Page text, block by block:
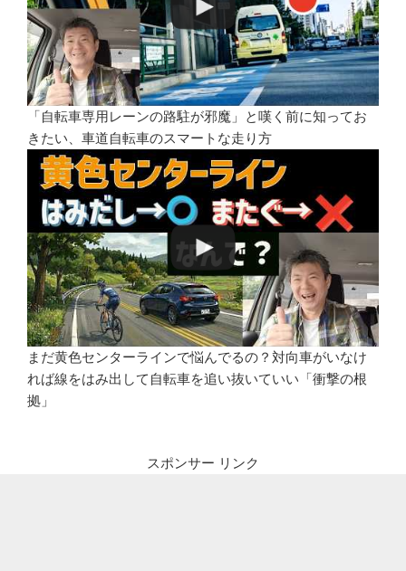
「自転車専用レーンの路駐が邪魔」と嘆く前に知ってお
きたい、車道自転車のスマートな走り方
まだ黄色センターラインで悩んでるの？対向車がいなけ
れば線をはみ出して自転車を追い抜いていい「衝撃の根
拠」
スポンサー リンク